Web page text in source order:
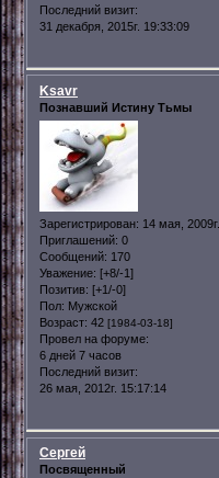
Последний визит:
31 декабря, 2015г. 19:33:09
Ksavr
Познавший Истину Тьмы
Зарегистрирован: 14 мая, 2009г.
Приглашений: 0
Сообщений: 170
Уважение: [+8/-1]
Позитив: [+1/-0]
Пол: Мужской
Возраст: 42 [1984-03-18]
Провел на форуме:
6 дней 7 часов
Последний визит:
26 мая, 2012г. 15:17:14
Сергей
Посвященный